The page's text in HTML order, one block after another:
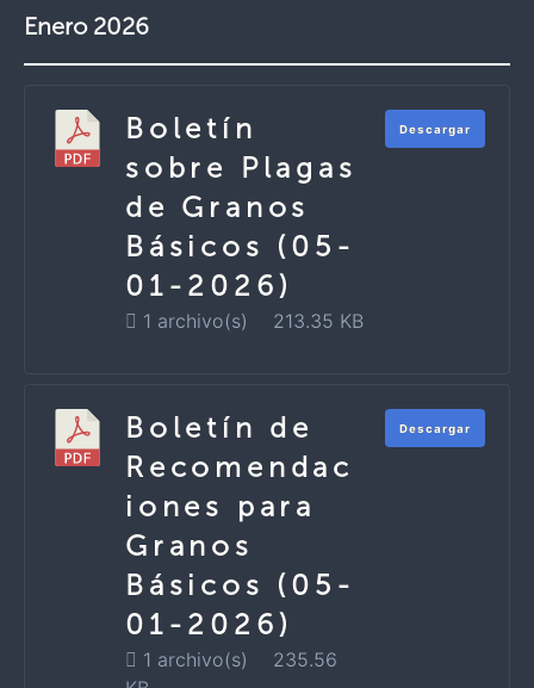
Enero 2026
Boletín
sobre Plagas
de Granos
Básicos (05-
01-2026)
1 archivo(s) 213.35 KB
Descargar
Boletín de
Recomendac
iones para
Granos
Básicos (05-
01-2026)
1 archivo(s)
235.56
Descargar